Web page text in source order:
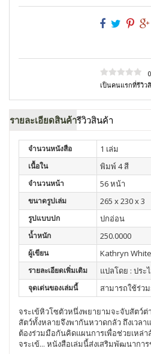
เป็นคนแรกที่รีวิว
รายละเอียดสินค้ารีวิวสินค้า
จำนวนหนังสือ 1 เล่ม
เนื้อใน พิมพ์ 4 สี
จำนวนหน้า 56 หน้า
ขนาดรูปเล่ม 265 x 230 x 3
รูปแบบปก ปกอ่อน
น้ำหนัก 250.0000
ผู้เขียน Kathryn White
รายละเอียดเพิ่มเติม แปลโดย : ประ
จุดเด่นของเล่มนี้ สามารถใช้ร่ว
จระเข้หิวโซตัวหนึ่งพยายามจะจับสัตว์ต่
สัตว์ทั้งหลายจึงพากันหวาดกลัว ถึงเวลา
ต้องร่วมมือกันคิดแผนการเพื่อช่วยเหล่
จระเข้... หนังสือเล่มนี้ส่งเสริมพัฒนากา